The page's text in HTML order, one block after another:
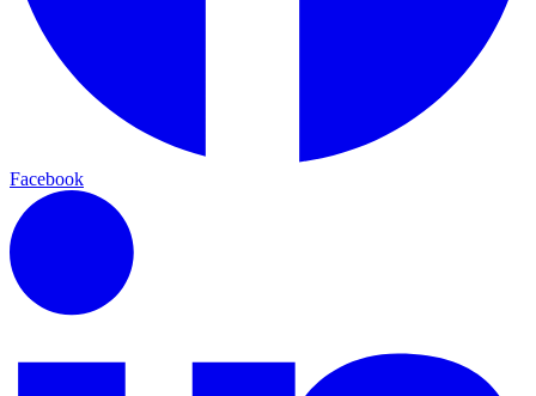
Facebook